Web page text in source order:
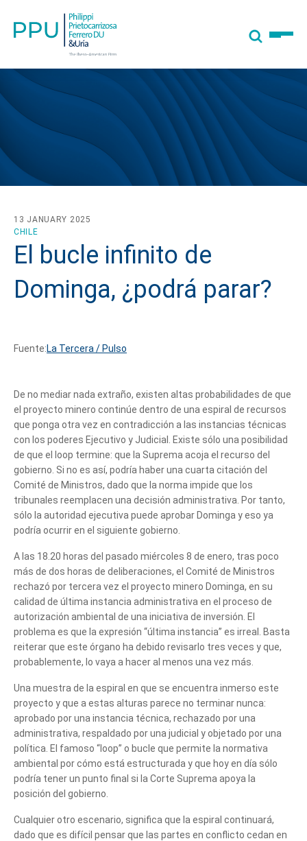
CHILE
13 JANUARY 2025
El bucle infinito de
Dominga, ¿podrá parar?
Fuente:La Tercera / Pulso
De no mediar nada extraño, existen altas probabilidades de que
el proyecto minero continúe dentro de una espiral de recursos
que ponga otra vez en contradicción a las instancias técnicas
con los poderes Ejecutivo y Judicial. Existe sólo una posibilidad
de que el loop termine: que la Suprema acoja el recurso del
gobierno. Si no es así, podría haber una cuarta citación del
Comité de Ministros, dado que la norma impide que los
tribunales reemplacen una decisión administrativa. Por tanto,
sólo la autoridad ejecutiva puede aprobar Dominga y eso ya
podría ocurrir en el siguiente gobierno.
A las 18.20 horas del pasado miércoles 8 de enero, tras poco
más de dos horas de deliberaciones, el Comité de Ministros
rechazó por tercera vez el proyecto minero Dominga, en su
calidad de última instancia administrativa en el proceso de
autorización ambiental de una iniciativa de inversión. El
problema es que la expresión “última instancia” es irreal. Basta
reiterar que este órgano ha debido revisarlo tres veces y que,
probablemente, lo vaya a hacer al menos una vez más.
Una muestra de la espiral en que se encuentra inmerso este
proyecto y que a estas alturas parece no terminar nunca:
aprobado por una instancia técnica, rechazado por una
administrativa, respaldado por una judicial y objetado por una
política. El famoso “loop” o bucle que permite la normativa
ambiental por cómo está estructurada y que hoy en día sólo
podría tener un punto final si la Corte Suprema apoya la
posición del gobierno.
Cualquier otro escenario, significa que la espiral continuará,
dado que es difícil pensar que las partes en conflicto cedan en